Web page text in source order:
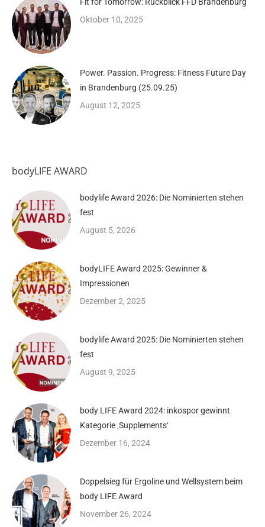
Oktober 10, 2025
Power. Passion. Progress: Fitness Future Day
in Brandenburg (25.09.25)
August 12, 2025
bodyLIFE AWARD
bodylife Award 2026: Die Nominierten stehen
fest
August 5, 2026
bodyLIFE Award 2025: Gewinner &
Impressionen
Dezember 2, 2025
bodylife Award 2025: Die Nominierten stehen
fest
August 9, 2025
body LIFE Award 2024: inkospor gewinnt
Kategorie ‚Supplements‘
Dezember 16, 2024
Doppelsieg für Ergoline und Wellsystem beim
body LIFE Award
November 26, 2024